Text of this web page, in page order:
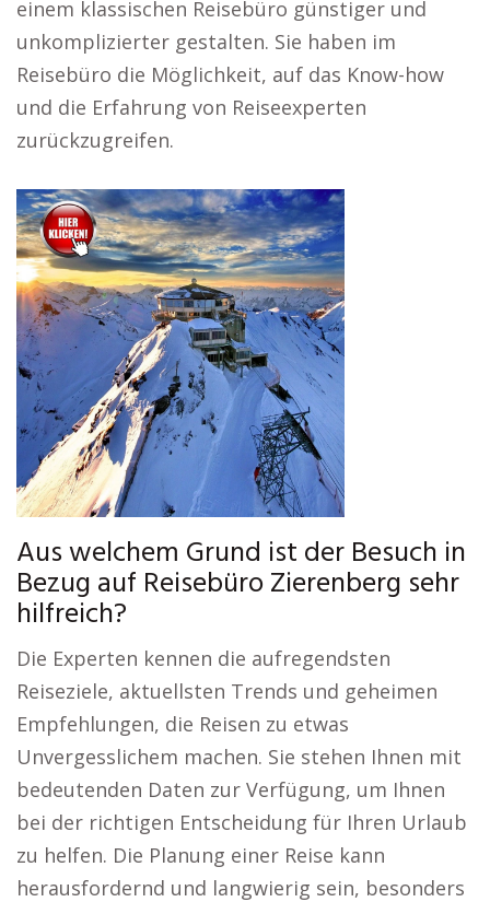
einem klassischen Reisebüro günstiger und
unkomplizierter gestalten. Sie haben im
Reisebüro die Möglichkeit, auf das Know-how
und die Erfahrung von Reiseexperten
zurückzugreifen.
Aus welchem Grund ist der Besuch in
Bezug auf Reisebüro Zierenberg sehr
hilfreich?
Die Experten kennen die aufregendsten
Reiseziele, aktuellsten Trends und geheimen
Empfehlungen, die Reisen zu etwas
Unvergesslichem machen. Sie stehen Ihnen mit
bedeutenden Daten zur Verfügung, um Ihnen
bei der richtigen Entscheidung für Ihren Urlaub
zu helfen. Die Planung einer Reise kann
herausfordernd und langwierig sein, besonders